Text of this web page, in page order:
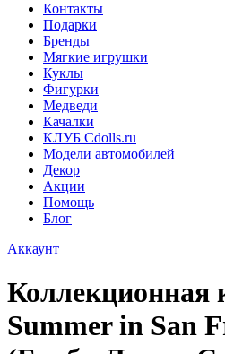
Контакты
Подарки
Бренды
Мягкие игрушки
Куклы
Фигурки
Медведи
Качалки
КЛУБ Cdolls.ru
Модели автомобилей
Декор
Акции
Помощь
Блог
Аккаунт
Коллекционная
Summer in San